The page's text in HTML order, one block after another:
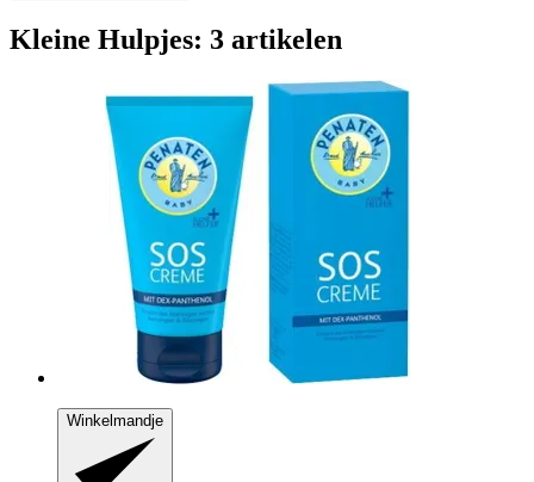
Kleine Hulpjes: 3 artikelen
Winkelmandje